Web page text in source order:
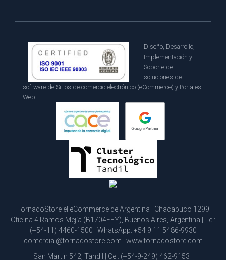
Diseño, Desarrollo,
Implementación y
Soporte de
soluciones de
software de Sitios de comercio electrónico (eCommerce) y Portales
Web.
TornadoStore el eCommerce de Argentina | Chacabuco 1299
Oficina 4 Ramos Mejía (B1704FFY), Buenos Aires, Argentina | Tel:
(+54-11) 4460-1500 | WhatsApp: +54 9 11 5486-9930
comercial@tornadostore.com
www.tornadostore.com
San Martin 542, Tandil | Cel: (+54-9-249) 462-9153